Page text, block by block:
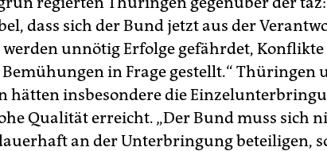
dass sich der Bund jetzt aus der
unnötig Erfolge gefährdet,
in Frage gestellt.“ Thüringen
hätten insbesondere die
Qualität erreicht. „Der Bund muss sich
an der Unterbringung beteiligen,